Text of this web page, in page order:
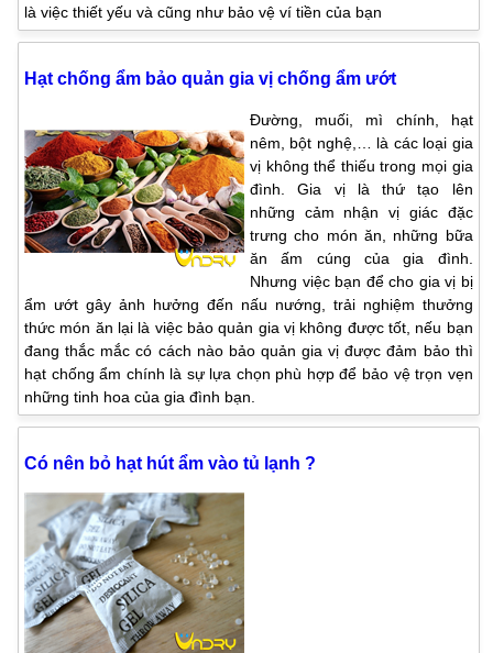
là việc thiết yếu và cũng như bảo vệ ví tiền của bạn
Hạt chống ẩm bảo quản gia vị chống ẩm ướt
Đường, muối, mì chính, hạt
nêm, bột nghệ,… là các loại gia
vị không thể thiếu trong mọi gia
đình. Gia vị là thứ tạo lên
những cảm nhận vị giác đặc
trưng cho món ăn, những bữa
ăn ấm cúng của gia đình.
Nhưng việc bạn để cho gia vị bị
ẩm ướt gây ảnh hưởng đến nấu nướng, trải nghiệm thưởng
thức món ăn lại là việc bảo quản gia vị không được tốt, nếu bạn
đang thắc mắc có cách nào bảo quản gia vị được đảm bảo thì
hạt chống ẩm chính là sự lựa chọn phù hợp để bảo vệ trọn vẹn
những tinh hoa của gia đình bạn.
Có nên bỏ hạt hút ẩm vào tủ lạnh ?